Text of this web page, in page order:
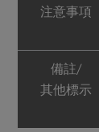
注意事項
備註/
其他標示